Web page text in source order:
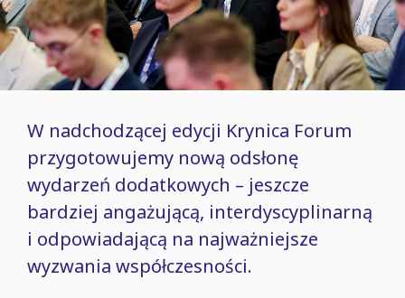
W nadchodzącej edycji Krynica Forum
przygotowujemy nową odsłonę
wydarzeń dodatkowych ⁠–⁠ jeszcze
bardziej angażującą, interdyscyplinarną
i odpowiadającą na najważniejsze
wyzwania współczesności.